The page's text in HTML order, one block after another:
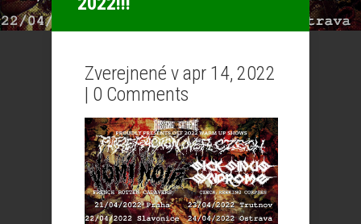
Zverejnené v apr 14, 2022
| 0 Comments